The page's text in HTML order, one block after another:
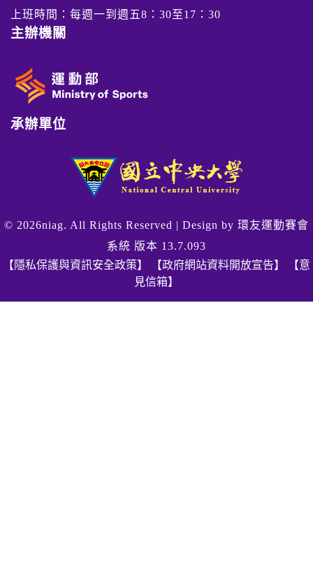
上班時間：每週一到週五8：30至17：30
主辦機關
承辦單位
© 2026niag. All Rights Reserved | Design by 環友運動賽會
系統 版本 13.7.093
【隱私保護與資訊安全政策】
【政府網站資料開放宣告】
【意
見信箱】